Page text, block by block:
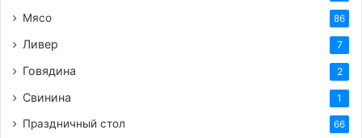
Мясо 86
Ливер 7
Говядина 2
Свинина 1
Праздничный стол 66